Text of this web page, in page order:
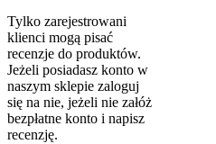
Tylko zarejestrowani
klienci mogą pisać
recenzje do produktów.
Jeżeli posiadasz konto w
naszym sklepie zaloguj
się na nie, jeżeli nie załóż
bezpłatne konto i napisz
recenzję.